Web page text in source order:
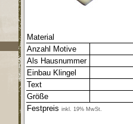
Material
Anzahl Motive
Als Hausnummer
Einbau Klingel
Text
Größe
Festpreis inkl. 19% MwSt.